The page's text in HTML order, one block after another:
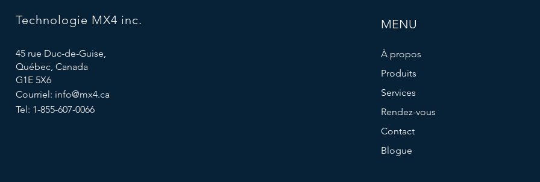
Technologie MX4 inc.
45 rue Duc-de-Guise,
Québec, Canada
G1E 5X6
Courriel: info@mx4.ca
Tel: 1-855-607-0066
MENU
À propos
Produits
Services
Rendez-vous
Contact
Blogue